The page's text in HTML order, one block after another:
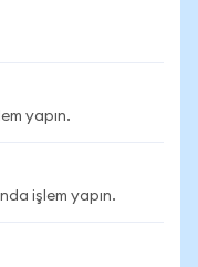
yapın.
işlem yapın.